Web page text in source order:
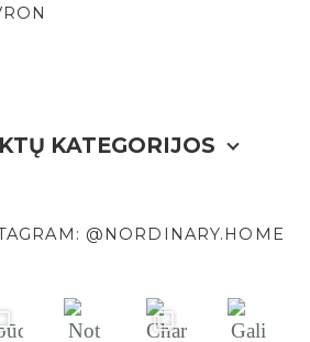
KATEGORIJOS
@NORDINARY.HOME